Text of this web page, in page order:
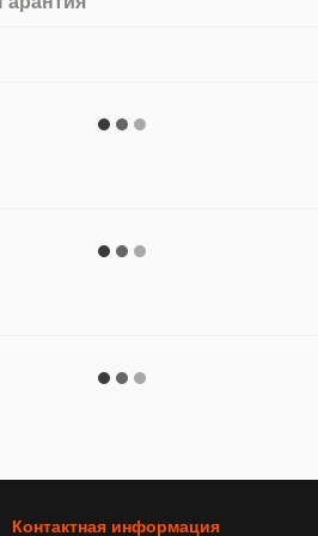
Контактная информация